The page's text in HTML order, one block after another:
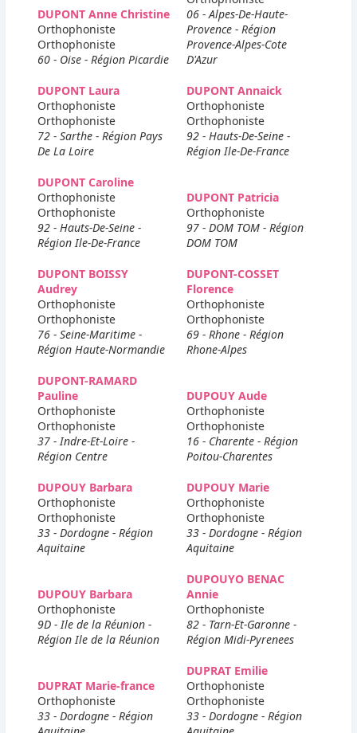
DUPONT Anne Christine
Orthophoniste
Orthophoniste
60 - Oise - Région Picardie
06 - Alpes-De-Haute-
Provence - Région
Provence-Alpes-Cote
D'Azur
DUPONT Laura
Orthophoniste
Orthophoniste
72 - Sarthe - Région Pays
De La Loire
DUPONT Annaick
Orthophoniste
Orthophoniste
92 - Hauts-De-Seine -
Région Ile-De-France
DUPONT Caroline
Orthophoniste
Orthophoniste
92 - Hauts-De-Seine -
Région Ile-De-France
DUPONT Patricia
Orthophoniste
97 - DOM TOM - Région
DOM TOM
DUPONT BOISSY
Audrey
Orthophoniste
Orthophoniste
76 - Seine-Maritime -
Région Haute-Normandie
DUPONT-COSSET
Florence
Orthophoniste
Orthophoniste
69 - Rhone - Région
Rhone-Alpes
DUPONT-RAMARD
Pauline
Orthophoniste
Orthophoniste
37 - Indre-Et-Loire -
Région Centre
DUPOUY Aude
Orthophoniste
Orthophoniste
16 - Charente - Région
Poitou-Charentes
DUPOUY Barbara
Orthophoniste
Orthophoniste
33 - Dordogne - Région
Aquitaine
DUPOUY Marie
Orthophoniste
Orthophoniste
33 - Dordogne - Région
Aquitaine
DUPOUY Barbara
Orthophoniste
9D - Ile de la Réunion -
Région Ile de la Réunion
DUPOUYO BENAC
Annie
Orthophoniste
82 - Tarn-Et-Garonne -
Région Midi-Pyrenees
DUPRAT Marie-france
Orthophoniste
33 - Dordogne - Région
DUPRAT Emilie
Orthophoniste
Orthophoniste
33 - Dordogne - Région